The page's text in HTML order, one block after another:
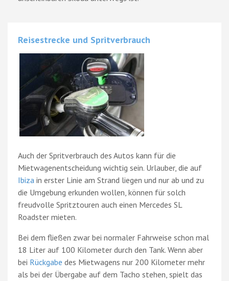
Reisestrecke und Spritverbrauch
Auch der Spritverbrauch des Autos kann für die
Mietwagenentscheidung wichtig sein. Urlauber, die auf
Ibiza in erster Linie am Strand liegen und nur ab und zu
die Umgebung erkunden wollen, können für solch
freudvolle Spritztouren auch einen Mercedes SL
Roadster mieten.
Bei dem fließen zwar bei normaler Fahrweise schon mal
18 Liter auf 100 Kilometer durch den Tank. Wenn aber
bei Rückgabe des Mietwagens nur 200 Kilometer mehr
als bei der Übergabe auf dem Tacho stehen, spielt das